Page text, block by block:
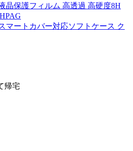
晶保護フィルム 高透過 高硬度8H
マートカバー対応ソフトケース ク
帰宅